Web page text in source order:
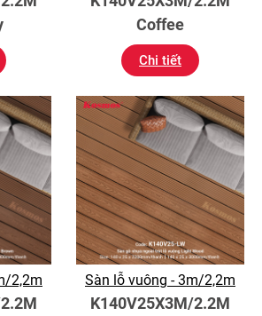
Coffee
Chi tiết
2,2m Sàn lỗ vuông - 3m/2,2m
K140V25X3M/2.2M